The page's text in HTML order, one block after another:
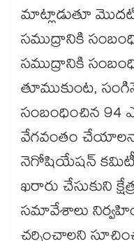
మాట్లాడుతూ మొదటి
సముద్రానికి
సముద్రానికి
తూముకుంట,
సంబంధించిన 94
వేగవంతం
నెగోషియేషన్
ఖరారు చేసుకుని
సమావేశాలు